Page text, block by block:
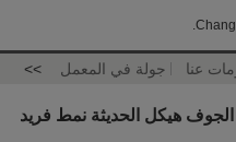
عنا جولة في المعمل >>
هيكل الحديثة نمط فريد